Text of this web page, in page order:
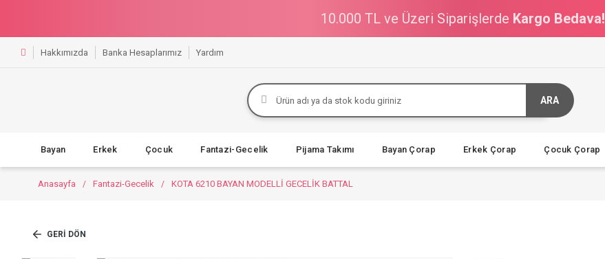
10.000 TL ve Üzeri Siparişlerde Kargo Bedava!
Hakkımızda Banka Hesaplarımız Yardım
ARA
Bayan Erkek Çocuk Fantazi-Gecelik Pijama Takımı Bayan Çorap Erkek Çorap Çocuk Çorap
Anasayfa Fantazi-Gecelik KOTA 6210 BAYAN MODELLİ GECELİK BATTAL
GERI DÖN